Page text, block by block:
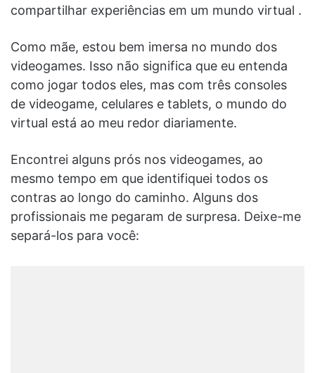
compartilhar experiências em um mundo virtual .
Como mãe, estou bem imersa no mundo dos
videogames. Isso não significa que eu entenda
como jogar todos eles, mas com três consoles
de videogame, celulares e tablets, o mundo do
virtual está ao meu redor diariamente.
Encontrei alguns prós nos videogames, ao
mesmo tempo em que identifiquei todos os
contras ao longo do caminho. Alguns dos
profissionais me pegaram de surpresa. Deixe-me
separá-los para você: